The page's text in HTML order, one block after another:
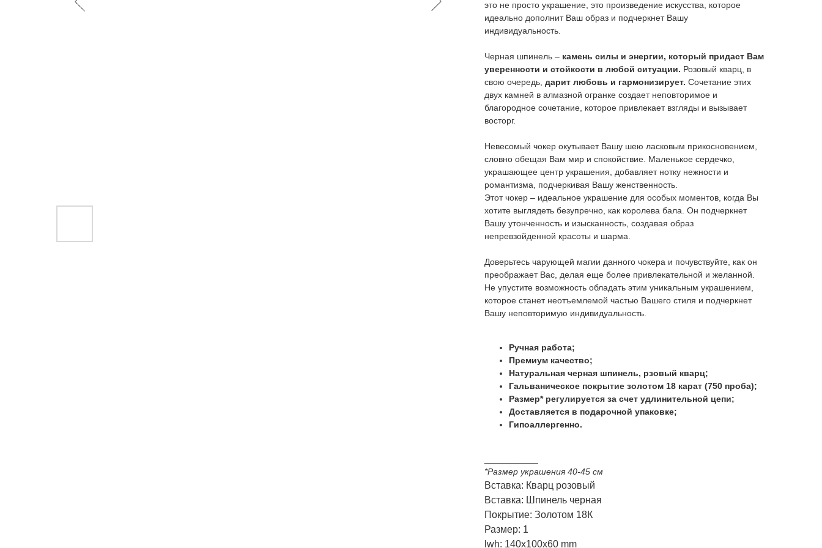
это не просто украшение, это произведение искусства, которое
идеально дополнит Ваш образ и подчеркнет Вашу
индивидуальность.
Черная шпинель – камень силы и энергии, который придаст Вам
уверенности и стойкости в любой ситуации. Розовый кварц, в
свою очередь, дарит любовь и гармонизирует. Сочетание этих
двух камней в алмазной огранке создает неповторимое и
благородное сочетание, которое привлекает взгляды и вызывает
восторг.
Невесомый чокер окутывает Вашу шею ласковым прикосновением,
словно обещая Вам мир и спокойствие. Маленькое сердечко,
украшающее центр украшения, добавляет нотку нежности и
романтизма, подчеркивая Вашу женственность.
Этот чокер – идеальное украшение для особых моментов, когда Вы
хотите выглядеть безупречно, как королева бала. Он подчеркнет
Вашу утонченность и изысканность, создавая образ
непревзойденной красоты и шарма.
Доверьтесь чарующей магии данного чокера и почувствуйте, как он
преображает Вас, делая еще более привлекательной и желанной.
Не упустите возможность обладать этим уникальным украшением,
которое станет неотъемлемой частью Вашего стиля и подчеркнет
Вашу неповторимую индивидуальность.
Ручная работа;
Премиум качество;
Натуральная черная шпинель, рзовый кварц;
Гальваническое покрытие золотом 18 карат (750 проба);
Размер* регулируется за счет удлинительной цепи;
Доставляется в подарочной упаковке;
Гипоаллергенно.
*Размер украшения 40-45 см
Вставка: Кварц розовый
Вставка: Шпинель черная
Покрытие: Золотом 18К
Размер: 1
lwh: 140x100x60 mm